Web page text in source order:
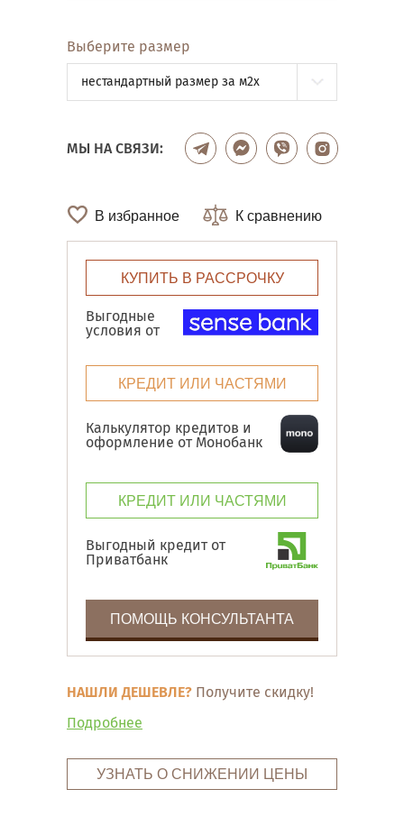
Выберите размер
нестандартный размер за м2x
МЫ НА СВЯЗИ:
В избранное К сравнению
КУПИТЬ В РАССРОЧКУ
Выгодные
условия от
КРЕДИТ ИЛИ ЧАСТЯМИ
Калькулятор кредитов и
оформление от Монобанк
КРЕДИТ ИЛИ ЧАСТЯМИ
Выгодный кредит от
Приватбанк
ПОМОЩЬ КОНСУЛЬТАНТА
НАШЛИ ДЕШЕВЛЕ? Получите скидку!
Подробнее
УЗНАТЬ О СНИЖЕНИИ ЦЕНЫ